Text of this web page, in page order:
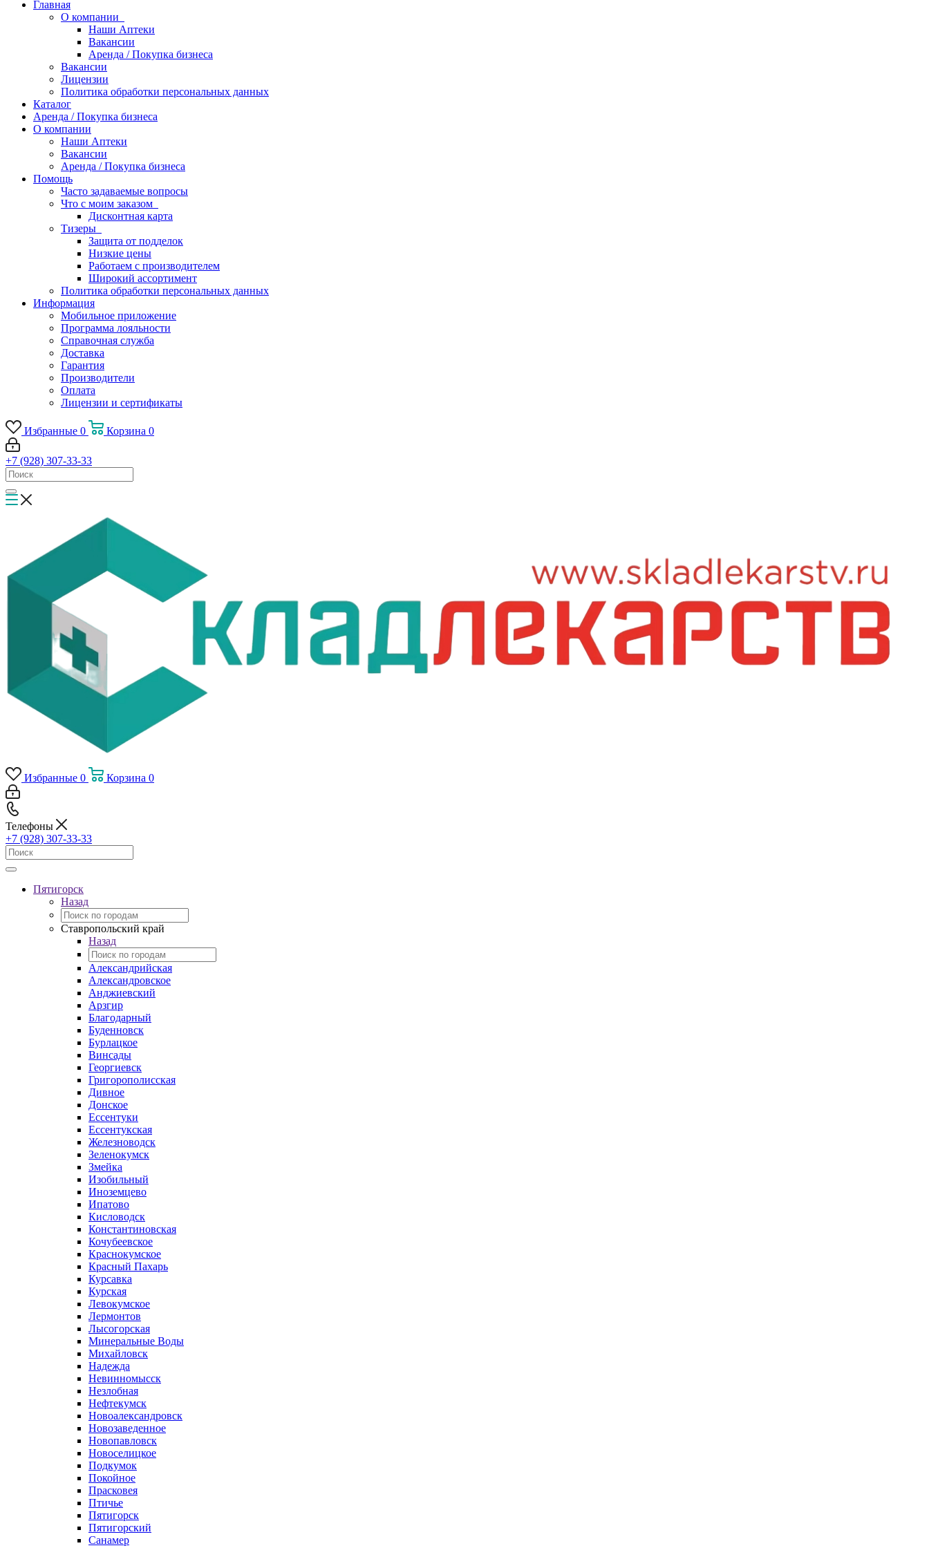
Главная
О компании
Наши Аптеки
Вакансии
Аренда / Покупка бизнеса
Вакансии
Лицензии
Политика обработки персональных данных
Каталог
Аренда / Покупка бизнеса
О компании
Наши Аптеки
Вакансии
Аренда / Покупка бизнеса
Помощь
Часто задаваемые вопросы
Что с моим заказом
Дисконтная карта
Тизеры
Защита от подделок
Низкие цены
Работаем с производителем
Широкий ассортимент
Политика обработки персональных данных
Информация
Мобильное приложение
Программа лояльности
Справочная служба
Доставка
Гарантия
Производители
Оплата
Лицензии и сертификаты
Избранные 0 Корзина 0
+7 (928) 307-33-33
Избранные 0 Корзина 0
Телефоны
+7 (928) 307-33-33
Пятигорск
Назад
Ставропольский край
Назад
Александрийская
Александровское
Анджиевский
Арзгир
Благодарный
Буденновск
Бурлацкое
Винсады
Георгиевск
Григорополисская
Дивное
Донское
Ессентуки
Ессентукская
Железноводск
Зеленокумск
Змейка
Изобильный
Иноземцево
Ипатово
Кисловодск
Константиновская
Кочубеевское
Краснокумское
Красный Пахарь
Курсавка
Курская
Левокумское
Лермонтов
Лысогорская
Минеральные Воды
Михайловск
Надежда
Невинномысск
Незлобная
Нефтекумск
Новоалександровск
Новозаведенное
Новопавловск
Новоселицкое
Подкумок
Покойное
Прасковея
Птичье
Пятигорск
Пятигорский
Санамер